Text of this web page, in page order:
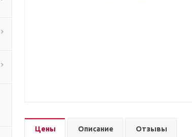
Цены Описание Отзывы